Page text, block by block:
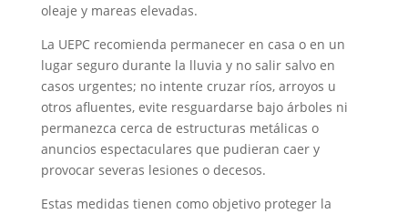
oleaje y mareas elevadas.
La UEPC recomienda permanecer en casa o en un
lugar seguro durante la lluvia y no salir salvo en
casos urgentes; no intente cruzar ríos, arroyos u
otros afluentes, evite resguardarse bajo árboles ni
permanezca cerca de estructuras metálicas o
anuncios espectaculares que pudieran caer y
provocar severas lesiones o decesos.
Estas medidas tienen como objetivo proteger la